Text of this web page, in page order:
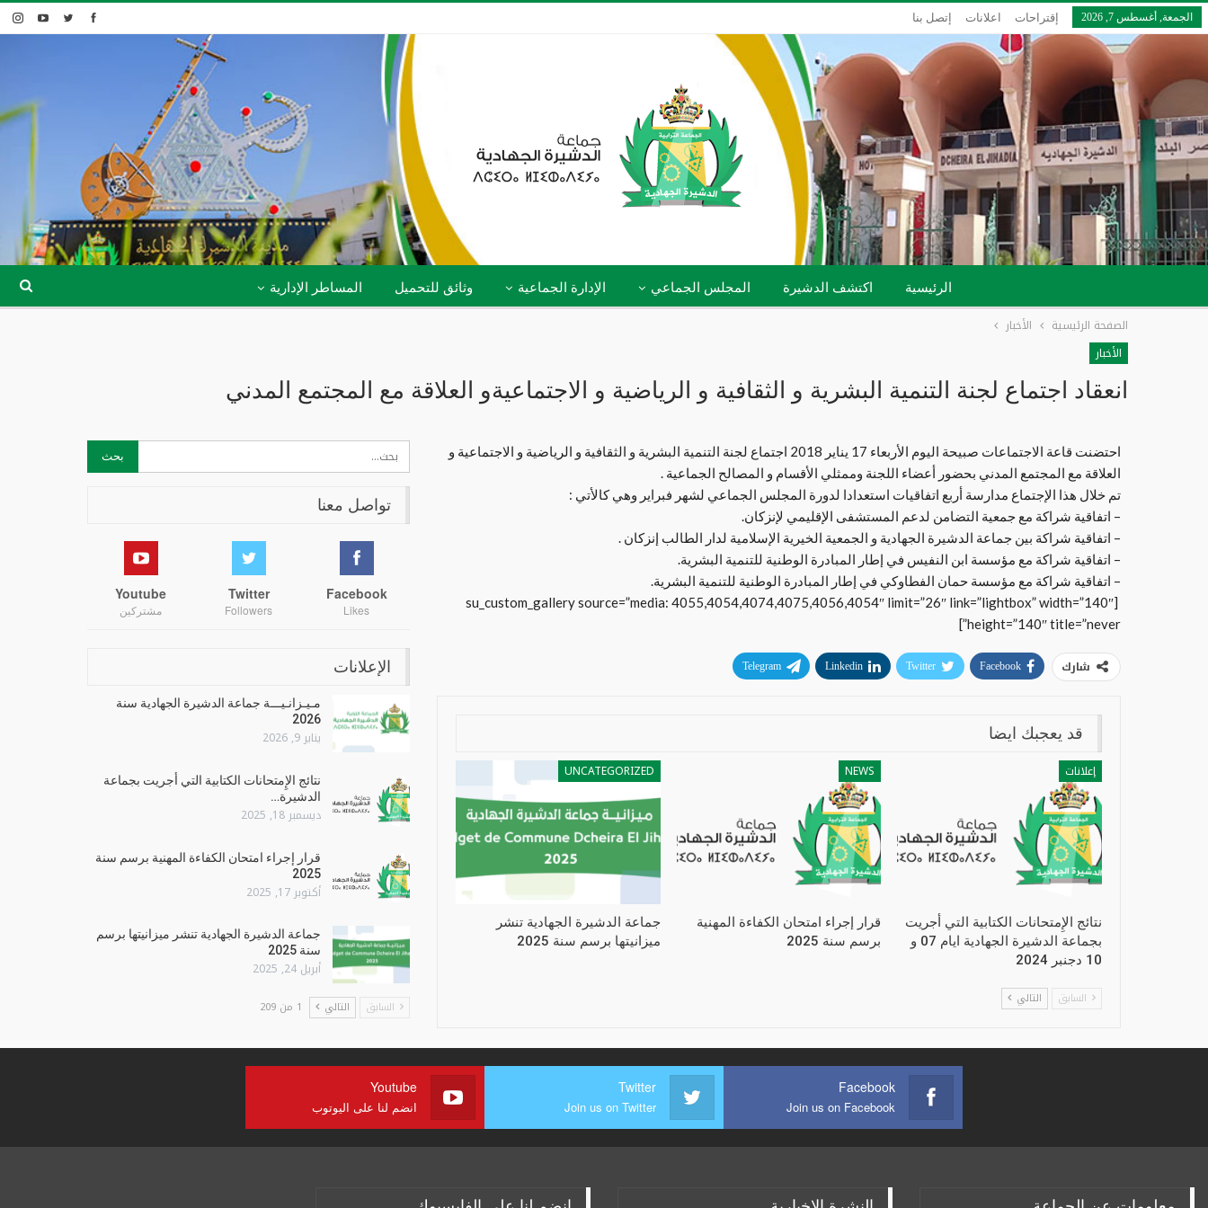
الجمعة, أغسطس 7, 2026 إقتراحات اعلانات إتصل بنا
الرئيسية اكتشف الدشيرة المجلس الجماعي الإدارة الجماعية وثائق للتحميل المساطر الإدارية
الصفحة الرئيسية
الأخبار
الأخبار
انعقاد اجتماع لجنة التنمية البشرية و الثقافية و الرياضية و الاجتماعيةو العلاقة مع المجتمع المدني
احتضنت قاعة الاجتماعات صبيحة اليوم الأربعاء 17 يناير 2018 اجتماع لجنة التنمية البشرية و الثقافية و الرياضية و الاجتماعية و
العلاقة مع المجتمع المدني بحضور أعضاء اللجنة وممثلي الأقسام و المصالح الجماعية .
تم خلال هذا الإجتماع مدارسة أربع اتفاقيات استعدادا لدورة المجلس الجماعي لشهر فبراير وهي كالأتي :
– اتفاقية شراكة مع جمعية التضامن لدعم المستشفى الإقليمي لإنزكان.
– اتفاقية شراكة بين جماعة الدشيرة الجهادية و الجمعية الخيرية الإسلامية لدار الطالب إنزكان .
– اتفاقية شراكة مع مؤسسة ابن النفيس في إطار المبادرة الوطنية للتنمية البشرية.
– اتفاقية شراكة مع مؤسسة حمان الفطاوكي في إطار المبادرة الوطنية للتنمية البشرية.
[su_custom_gallery source=”media: 4055,4054,4074,4075,4056,4054″ limit=”26″ link=”lightbox” width=”140″
height=”140″ title=”never”]
شارك Facebook
Twitter
Linkedin
Telegram
قد يعجبك ايضا
إعلانات
نتائج الإِمتحانات الكتابية التي أجريت
بجماعة الدشيرة الجهادية ايام 07 و
10 دجنبر 2024
NEWS
قرار إجراء امتحان الكفاءة المهنية
برسم سنة 2025
UNCATEGORIZED
جماعة الدشيرة الجهادية تنشر
ميزانيتها برسم سنة 2025
السابق التالي
تواصل معنا
Facebook
Likes
Twitter
Followers
Youtube
مشتركين
الإعلانات
مـيـزانـيـــة جماعة الدشيرة الجهادية سنة
2026
يناير 9, 2026
نتائج الإِمتحانات الكتابية التي أجريت بجماعة
الدشيرة…
ديسمبر 18, 2025
قرار إجراء امتحان الكفاءة المهنية برسم سنة
2025
أكتوبر 17, 2025
جماعة الدشيرة الجهادية تنشر ميزانيتها برسم
سنة 2025
أبريل 24, 2025
السابق التالي 1 من 209
Facebook
Join us on Facebook
Twitter
Join us on Twitter
Youtube
انضم لنا على اليوتوب